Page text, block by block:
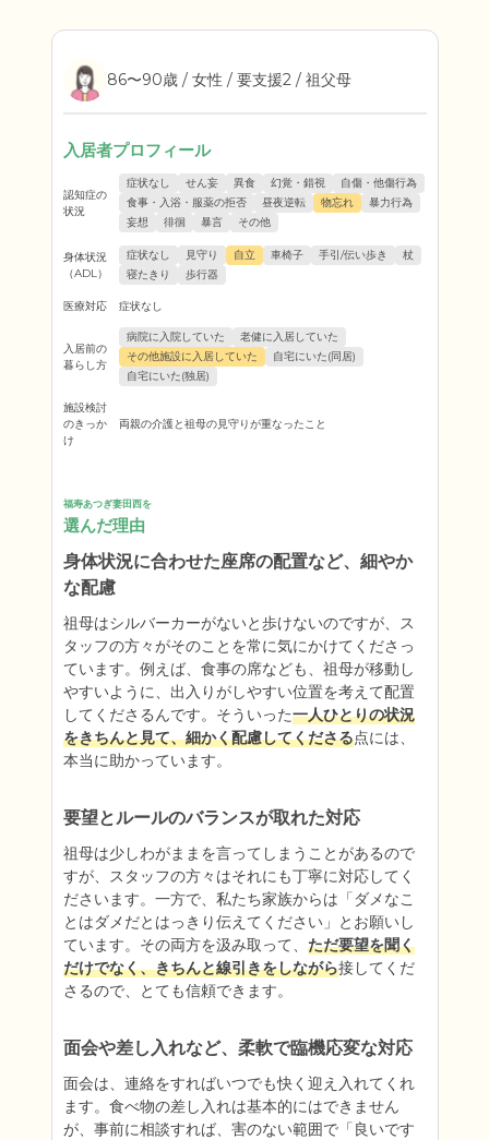
86〜90歳 / 女性 / 要支援2 / 祖父母
入居者プロフィール
認知症の
状況
症状なし せん妄 異食 幻覚・錯視
自傷・他傷行為
食事・入浴・服薬の拒否
昼夜逆転 物忘れ
暴力行為
妄想
徘徊 暴言 その他
身体状況
（ADL）
症状なし 見守り 自立 車椅子 手引/伝い歩き
杖
寝たきり
歩行器
医療対応 症状なし
入居前の
暮らし方
病院に入院していた
老健に入居していた
その他施設に入居していた
自宅にいた(同居)
自宅にいた(独居)
施設検討
のきっか
け
両親の介護と祖母の見守りが重なったこと
福寿あつぎ妻田西を
選んだ理由
身体状況に合わせた座席の配置など、細やか
な配慮
祖母はシルバーカーがないと歩けないのですが、ス
タッフの方々がそのことを常に気にかけてくださっ
ています。例えば、食事の席なども、祖母が移動し
やすいように、出入りがしやすい位置を考えて配置
してくださるんです。そういった一人ひとりの状況
をきちんと見て、細かく配慮してくださる点には、
本当に助かっています。
要望とルールのバランスが取れた対応
祖母は少しわがままを言ってしまうことがあるので
すが、スタッフの方々はそれにも丁寧に対応してく
ださいます。一方で、私たち家族からは「ダメなこ
とはダメだとはっきり伝えてください」とお願いし
ています。その両方を汲み取って、 ただ要望を聞く
だけでなく、きちんと線引きをしながら接してくだ
さるので、とても信頼できます。
面会や差し入れなど、柔軟で臨機応変な対応
面会は、連絡をすればいつでも快く迎え入れてくれ
ます。食べ物の差し入れは基本的にはできません
が、事前に相談すれば、害のない範囲で「良いです